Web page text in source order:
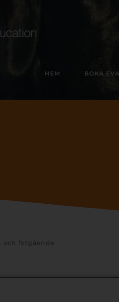
HEM BOKA
och fotgående